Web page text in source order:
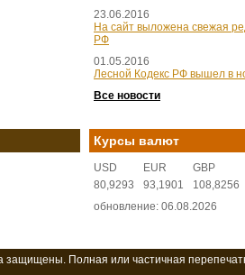
23.06.2016
На сайт выложена свежая
РФ
01.05.2016
Лесной Кодекс РФ вышел в
Все новости
Курсы валют
USD EUR
GBP
80,9293
93,1901
108,8256
обновление: 06.08.2026
Полная или частичная